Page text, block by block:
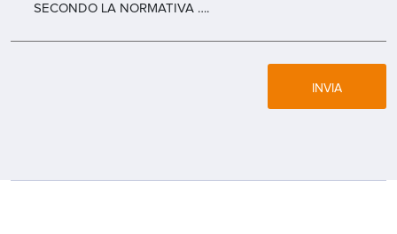
SECONDO LA NORMATIVA ….
INVIA